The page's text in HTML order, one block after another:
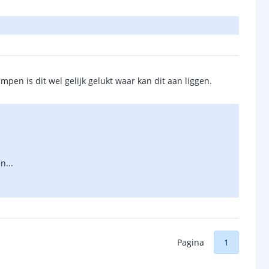
is dit wel gelijk gelukt waar kan dit aan liggen.
Pagina 1